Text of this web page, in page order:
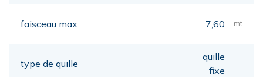
faisceau max 7,60 mt
type de quille
quille
fixe